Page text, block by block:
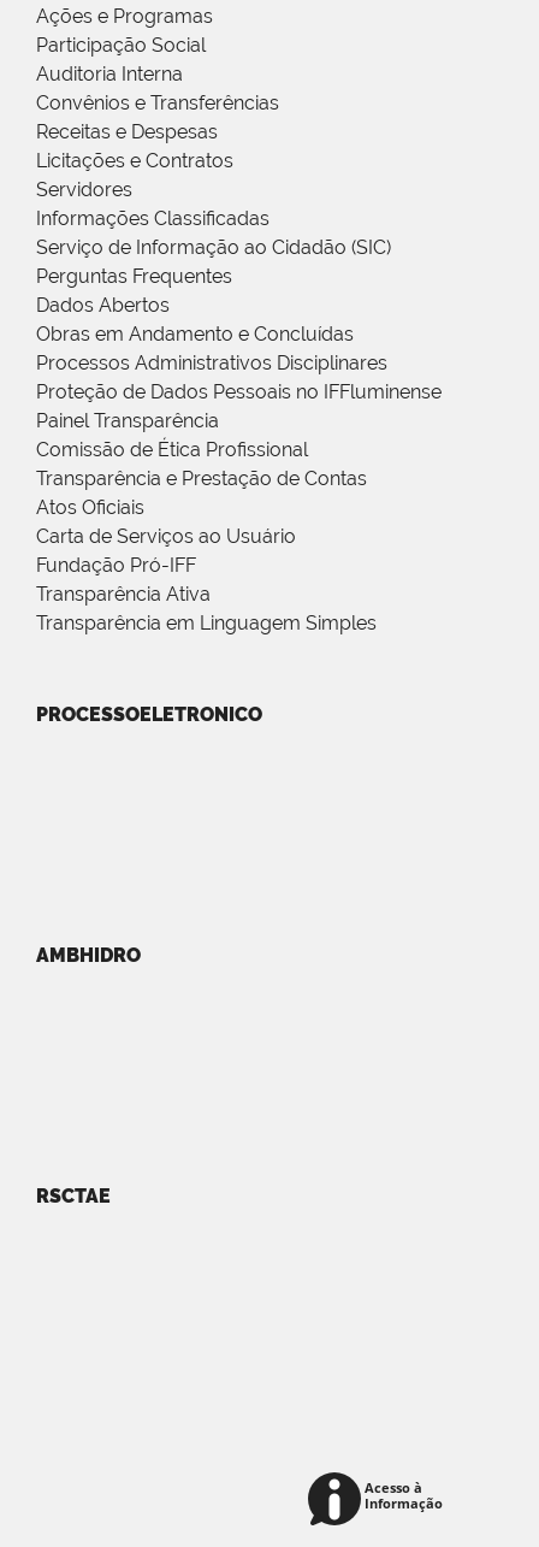
Ações e Programas
Participação Social
Auditoria Interna
Convênios e Transferências
Receitas e Despesas
Licitações e Contratos
Servidores
Informações Classificadas
Serviço de Informação ao Cidadão (SIC)
Perguntas Frequentes
Dados Abertos
Obras em Andamento e Concluídas
Processos Administrativos Disciplinares
Proteção de Dados Pessoais no IFFluminense
Painel Transparência
Comissão de Ética Profissional
Transparência e Prestação de Contas
Atos Oficiais
Carta de Serviços ao Usuário
Fundação Pró-IFF
Transparência Ativa
Transparência em Linguagem Simples
PROCESSOELETRONICO
AMBHIDRO
RSCTAE